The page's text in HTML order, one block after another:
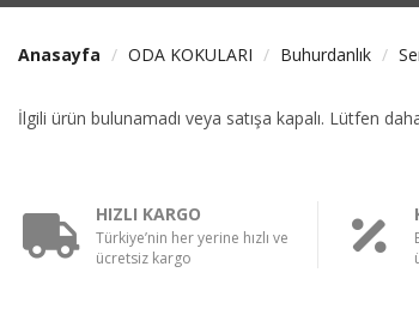
Anasayfa ODA KOKULARI Buhurdanlık
İlgili ürün bulunamadı veya satışa kapalı. Lütfen
HIZLI KARGO
Türkiye’nin her yerine hızlı ve
ücretsiz kargo